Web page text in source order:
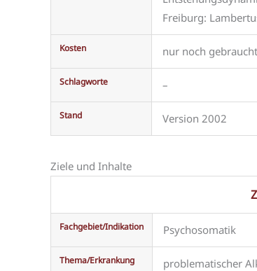
Freiburg:
Kosten nur noch
Schlagworte –
Stand Version 2002
Ziele und Inhalte
Fachgebiet/Indikation Psychosomatik
Thema/Erkrankung problematischer